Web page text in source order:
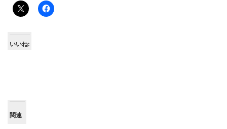
いいね:
関連